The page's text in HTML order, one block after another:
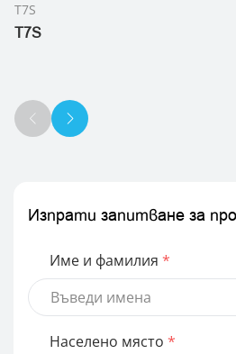
T7S
T7S
Изпрати запитване за
Име и фамилия
Населено място